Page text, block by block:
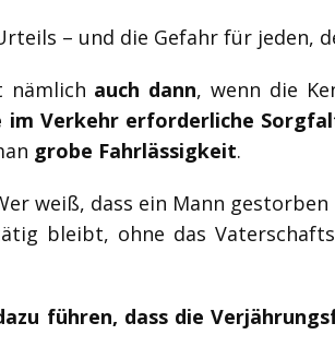
– und die Gefahr für jeden,
nämlich auch dann, wenn die
im Verkehr erforderliche
grobe Fahrlässigkeit.
weiß, dass ein Mann
bleibt, ohne das
führen, dass die